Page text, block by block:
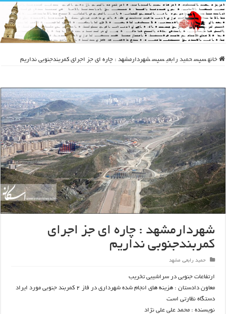
خانه سپس حمید رابعی سپس شهردارمشهد : چاره ای جز اجرای کمربندجنوبی نداریم
شهردارمشهد : چاره ای جز اجرای
کمربندجنوبی نداریم
حمید رابعی, مشهد
ارتفاعات جنوبی در سراشیبی تخریب
معاون دادستان : هزینه های انجام شده شهرداری در فاز ۲ کمربند جنوبی مورد ایراد
دستگاه نظارتی است
نویسنده : محمد علی علی نژاد